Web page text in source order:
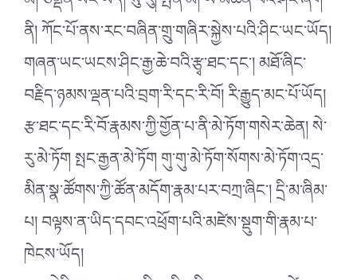
ནི། ཀོང་པོ་ནས་རང་བཞིན་གྲུ་གཞིར་སྐྱེས་པའི་ཤིང་ཡང་ཡོད།
གཞན་ཡང་ཡངས་ཤིང་རྒྱ་ཆེ་བའི་རྩྭ་ཐང་དང༌། མཐོ་ཞིང་
བརྗིད་ཉམས་ལྡན་པའི་བྲག་རི་དང་རི་བོ། རི་རྒྱུད་མང་པོ་ཡོད།
རྩ་ཐང་དང་རི་བོ་རྣམས་ཀྱི་གྱོན་པ་ནི་མེ་ཏོག་གསེར་ཆེན། སེ་
རུ་མེ་ཏོག སྤང་རྒྱན་མེ་ཏོག གུ་གུ་མེ་ཏོག་སོགས་མེ་ཏོག་འདྲ་
མིན་སྣ་ཚོགས་ཀྱི་ཚོན་མདོག་རྣམ་པར་བཀྲ་ཞིང༌། དྲི་མ་ཞིམ་
པ། བལྟས་ན་ཡིད་དབང་འཕྲོག་པའི་མཛེས་སྡུག་གི་རྣམ་པ་
ཁེངས་ཡོད།